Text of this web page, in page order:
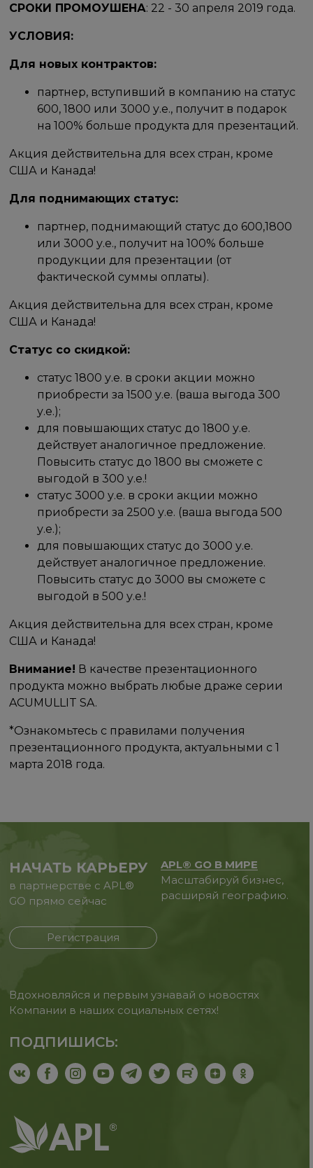
СРОКИ ПРОМОУШЕНА: 22 - 30 апреля 2019 года.
УСЛОВИЯ:
Для новых контрактов:
партнер, вступивший в компанию на статус
600, 1800 или 3000 у.е., получит в подарок
на 100% больше продукта для презентаций.
Акция действительна для всех стран, кроме
США и Канада!
Для поднимающих статус:
партнер, поднимающий статус до 600,1800
или 3000 у.е., получит на 100% больше
продукции для презентации (от
фактической суммы оплаты).
Акция действительна для всех стран, кроме
США и Канада!
Статус со скидкой:
статус 1800 у.е. в сроки акции можно
приобрести за 1500 у.е. (ваша выгода 300
у.е.);
для повышающих статус до 1800 у.е.
действует аналогичное предложение.
Повысить статус до 1800 вы сможете с
выгодой в 300 у.е.!
статус 3000 у.е. в сроки акции можно
приобрести за 2500 у.е. (ваша выгода 500
у.е.);
для повышающих статус до 3000 у.е.
действует аналогичное предложение.
Повысить статус до 3000 вы сможете с
выгодой в 500 у.е.!
Акция действительна для всех стран, кроме
США и Канада!
Внимание! В качестве презентационного
продукта можно выбрать любые драже серии
ACUMULLIT SA.
*Ознакомьтесь с правилами получения
презентационного продукта, актуальными с 1
марта 2018 года.
НАЧАТЬ КАРЬЕРУ
в партнерстве с APL®
GO прямо сейчас
Регистрация
APL® GO В МИРЕ
Масштабируй бизнес,
расширяй географию.
Вдохновляйся и первым узнавай о новостях
Компании в наших социальных сетях!
ПОДПИШИСЬ: